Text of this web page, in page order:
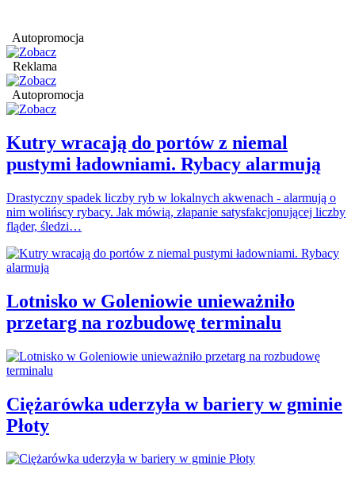
Autopromocja
Reklama
Autopromocja
Kutry wracają do portów z niemal
pustymi ładowniami. Rybacy alarmują
Drastyczny spadek liczby ryb w lokalnych akwenach - alarmują o
nim wolińscy rybacy. Jak mówią, złapanie satysfakcjonującej liczby
fląder, śledzi…
Lotnisko w Goleniowie unieważniło
przetarg na rozbudowę terminalu
Ciężarówka uderzyła w bariery w gminie
Płoty